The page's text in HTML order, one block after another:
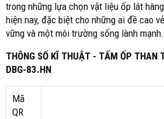
trong những lựa chọn vật liệu ốp lát
hiện nay, đặc biệt cho những ai đề cao
vững và một môi trường sống lành mạnh.
THÔNG SỐ KĨ THUẬT - TẤM ỐP THAN
DBG-83.HN
Mã
QR